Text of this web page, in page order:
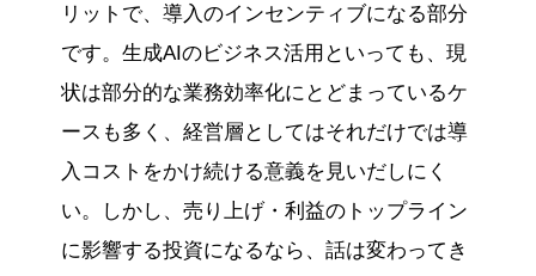
リットで、導入のインセンティブになる部分
です。生成AIのビジネス活用といっても、現
状は部分的な業務効率化にとどまっているケ
ースも多く、経営層としてはそれだけでは導
入コストをかけ続ける意義を見いだしにく
い。しかし、売り上げ・利益のトップライン
に影響する投資になるなら、話は変わってき